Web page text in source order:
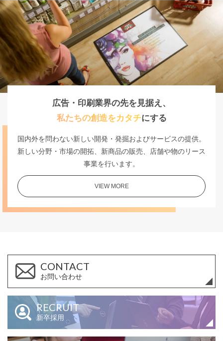
広告・印刷業界の先を見据え、
私たちの創造をカタチにする
国内外を問わない新しい開発・発掘およびサービスの提供。
新しい分野・市場の開拓、新商品の販売、店舗や物のリース
事業を行います。
VIEW MORE
CONTACT
お問い合わせ
RECRUIT
新卒採用